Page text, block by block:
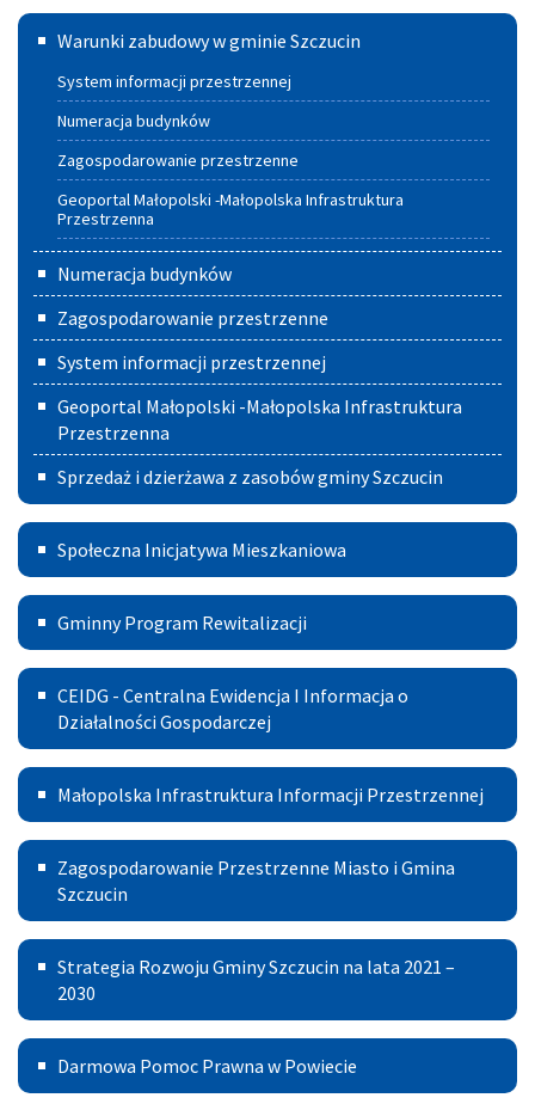
Warunki
zabudowy
Gminie
Szczucin
Warunki zabudowy w gminie Szczucin
System informacji przestrzennej
Numeracja budynków
Zagospodarowanie przestrzenne
Geoportal Małopolski -Małopolska Infrastruktura
Przestrzenna
Numeracja budynków
Zagospodarowanie przestrzenne
System informacji przestrzennej
Geoportal Małopolski -Małopolska Infrastruktura
Przestrzenna
Sprzedaż i dzierżawa z zasobów gminy Szczucin
Społeczna
Inicjatywa
Mieszkaniowa
Społeczna Inicjatywa Mieszkaniowa
Gminny
Program
Rewitalizacji
Gminny Program Rewitalizacji
Centralna
Ewidencja
I
Informacja
o
Działalności
Gospodarczej
CEIDG - Centralna Ewidencja I Informacja o
Działalności Gospodarczej
Małopolska
Infrastruktura
Informacji
Przestrzennej
Małopolska Infrastruktura Informacji Przestrzennej
Zagospodarowanie
Przestrzenne
Miasto
Zagospodarowanie Przestrzenne Miasto i Gmina
Szczucin
Strategia
Rozwoju
Gminy
Szczucin
Strategia Rozwoju Gminy Szczucin na lata 2021 –
2030
Darmowa
Pomoc
Darmowa Pomoc Prawna w Powiecie